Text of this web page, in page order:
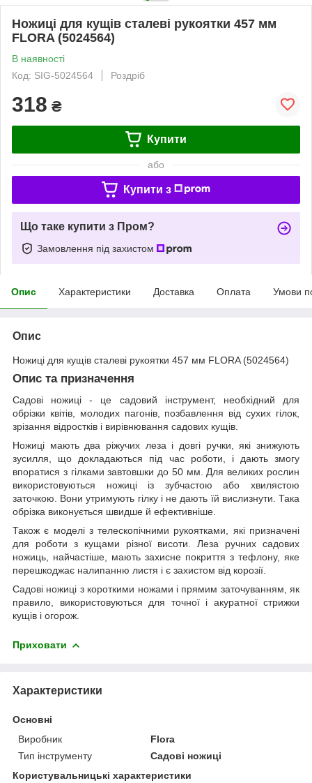
Ножиці для кущів сталеві рукоятки 457 мм
FLORA (5024564)
В наявності
Код: SIG-5024564
Роздріб
318 ₴
Купити
або
Купити з
Що таке купити з Пром?
Замовлення під захистом
Опис Характеристики Доставка Оплата Умови
Опис
Ножиці для кущів сталеві рукоятки 457 мм FLORA (5024564)
Опис та призначення
Садові ножиці - це садовий інструмент, необхідний для
обрізки квітів, молодих пагонів, позбавлення від сухих гілок,
зрізання відростків і вирівнювання садових кущів.
Ножиці мають два ріжучих леза і довгі ручки, які знижують
зусилля, що докладаються під час роботи, і дають змогу
впоратися з гілками завтовшки до 50 мм. Для великих рослин
використовуються ножиці із зубчастою або хвилястою
заточкою. Вони утримують гілку і не дають їй вислизнути. Така
обрізка виконується швидше й ефективніше.
Також є моделі з телескопічними рукоятками, які призначені
для роботи з кущами різної висоти. Леза ручних садових
ножиць, найчастіше, мають захисне покриття з тефлону, яке
перешкоджає налипанню листя і є захистом від корозії.
Садові ножиці з короткими ножами і прямим заточуванням, як
правило, використовуються для точної і акуратної стрижки
кущів і огорож.
Приховати
Характеристики
Основні
Виробник
Flora
Тип інструменту
Садові ножиці
Користувальницькі характеристики